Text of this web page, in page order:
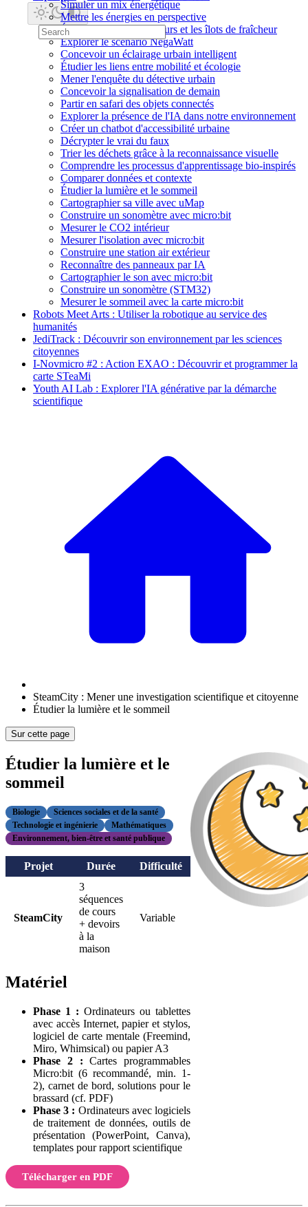
Simuler un mix énergétique
Mettre les énergies en perspective
Étudier l'isolation des murs et les îlots de fraîcheur
Explorer le scénario NégaWatt
Concevoir un éclairage urbain intelligent
Étudier les liens entre mobilité et écologie
Mener l'enquête du détective urbain
Concevoir la signalisation de demain
Partir en safari des objets connectés
Explorer la présence de l'IA dans notre environnement
Créer un chatbot d'accessibilité urbaine
Décrypter le vrai du faux
Trier les déchets grâce à la reconnaissance visuelle
Comprendre les processus d'apprentissage bio-inspirés
Comparer données et contexte
Étudier la lumière et le sommeil
Cartographier sa ville avec uMap
Construire un sonomètre avec micro:bit
Mesurer le CO2 intérieur
Mesurer l'isolation avec micro:bit
Construire une station air extérieur
Reconnaître des panneaux par IA
Cartographier le son avec micro:bit
Construire un sonomètre (STM32)
Mesurer le sommeil avec la carte micro:bit
Robots Meet Arts : Utiliser la robotique au service des
humanités
JediTrack : Découvrir son environnement par les sciences
citoyennes
I-Novmicro #2 : Action EXAO : Découvrir et programmer la
carte STeaMi
Youth AI Lab : Explorer l'IA générative par la démarche
scientifique
SteamCity : Mener une investigation scientifique et citoyenne
Étudier la lumière et le sommeil
Sur cette page
Étudier la lumière et le
sommeil
Biologie
Sciences sociales et de la santé
Technologie et ingénierie
Mathématiques
Environnement, bien-être et santé publique
Projet Durée Difficulté
SteamCity
3
séquences
de cours
+ devoirs
à la
maison
Variable
Matériel
Phase 1 : Ordinateurs ou tablettes
avec accès Internet, papier et stylos,
logiciel de carte mentale (Freemind,
Miro, Whimsical) ou papier A3
Phase 2 : Cartes programmables
Micro:bit (6 recommandé, min. 1-
2), carnet de bord, solutions pour le
brassard (cf. PDF)
Phase 3 : Ordinateurs avec logiciels
de traitement de données, outils de
présentation (PowerPoint, Canva),
templates pour rapport scientifique
Télécharger en PDF